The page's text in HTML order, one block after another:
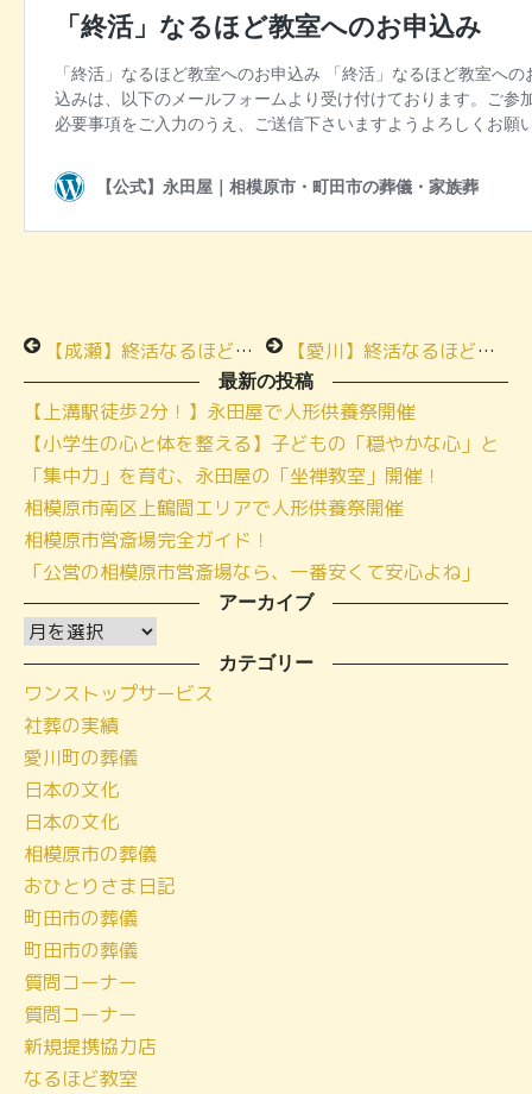
【成瀬】終活なるほど教室「葬儀後の手続き講座」にご参加いただきありがとうございます 【愛川】終活なるほど教室「はじめてのエンディングノートの書き方講座」
最新の投稿
【上溝駅徒歩2分！】永田屋で人形供養祭開催
【小学生の心と体を整える】子どもの「穏やかな心」と
「集中力」を育む、永田屋の「坐禅教室」開催！
相模原市南区上鶴間エリアで人形供養祭開催
相模原市営斎場完全ガイド！
「公営の相模原市営斎場なら、一番安くて安心よね」
アーカイブ
ア
ー
カ
イ
ブ
カテゴリー
ワンストップサービス
社葬の実績
愛川町の葬儀
日本の文化
日本の文化
相模原市の葬儀
おひとりさま日記
町田市の葬儀
町田市の葬儀
質問コーナー
質問コーナー
新規提携協力店
なるほど教室